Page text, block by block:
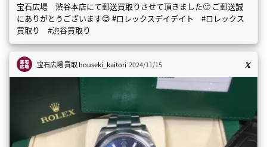
宝石広場 渋谷本店にて郵送買取りさせて頂きました🙂 ご郵送誠
にありがとうございます😊 #ロレックスデイデイト #ロレックス
買取り #渋谷買取り
宝石広場 買取houseki_kaitori 2024/11/15